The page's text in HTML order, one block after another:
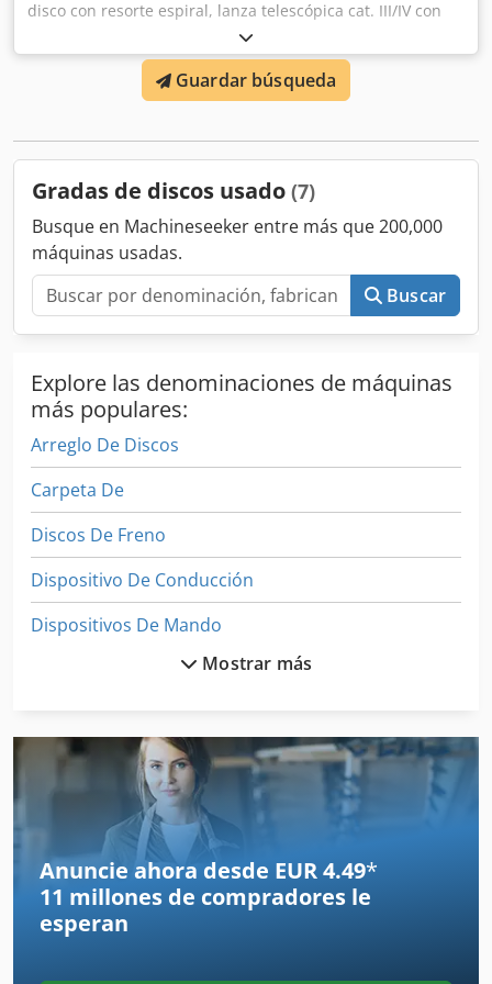
disco con resorte espiral, lanza telescópica cat. III/IV con
ajuste hidráulico, tablero nivelador frontal hidráulico,
freno neumático, rodillo DSTS, iluminación, rastra trasera,
rodillo DSTS. Djdpfx Acett I N Ijcewa
Guardar búsqueda
Gradas de discos usado (7)
Busque en Machineseeker entre más que 200,000
máquinas usadas.
Buscar
Explore las denominaciones de máquinas
más populares:
Arreglo De Discos
Carpeta De
Discos De Freno
Dispositivo De Conducción
Dispositivos De Mando
Dos Grada De Rotary
Grabación De Disco
Granulador De
Grapadora De Alambre
Grapadoras De Esquina
Gruas De Construccion
Mostrar más
Anuncie ahora desde EUR 4.49*
11 millones de compradores le
esperan